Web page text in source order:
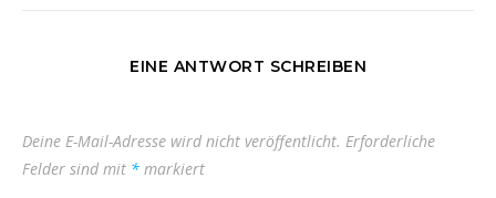
EINE ANTWORT SCHREIBEN
Deine E-Mail-Adresse wird nicht veröffentlicht. Erforderliche
Felder sind mit * markiert